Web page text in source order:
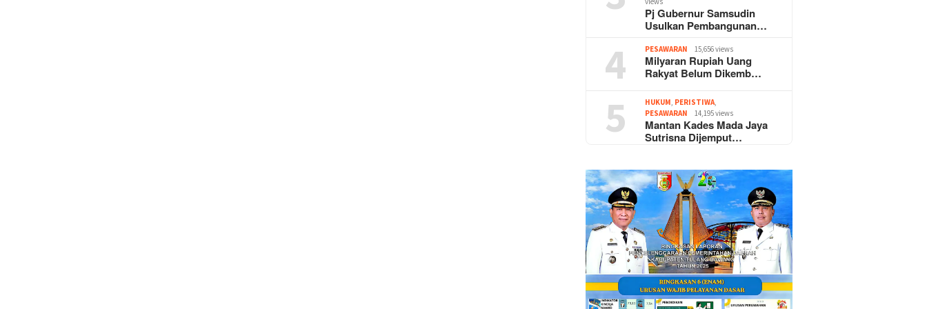
Pj Gubernur Samsudin
Usulkan Pembangunan…
4 PESAWARAN 15,656 views
Milyaran Rupiah Uang
Rakyat Belum Dikemb…
5 HUKUM PERISTIWA
PESAWARAN
14,195 views
Mantan Kades Mada Jaya
Sutrisna Dijemput…